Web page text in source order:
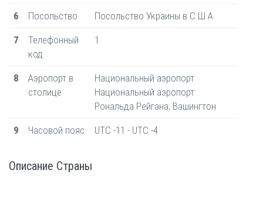
6 Посольство Посольство Украины в С Ш А
7
Телефонный
код
1
8
Аэропорт в
столице
Национальный аэропорт
Национальный аэропорт
Рональда Рейгана, Вашингтон
9 Часовой пояс UTC -11 - UTC -4
Описание Страны